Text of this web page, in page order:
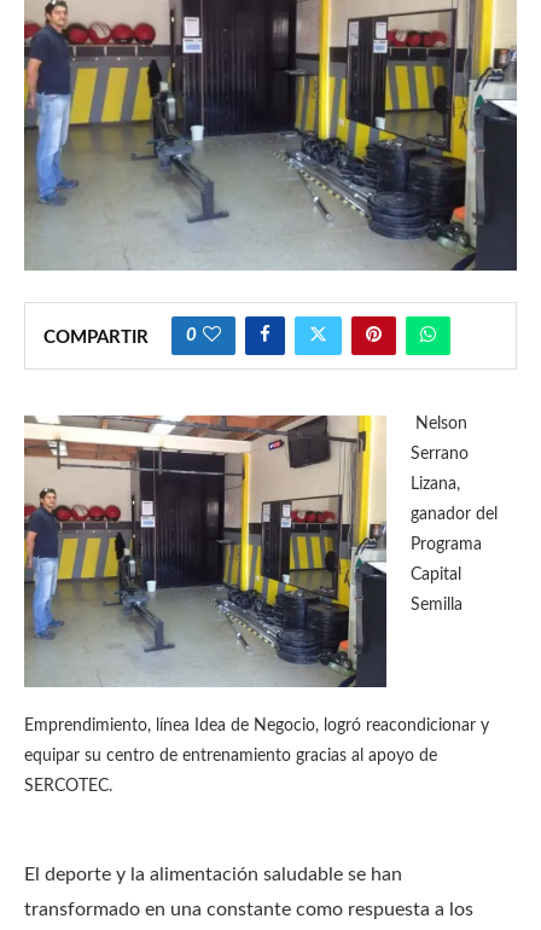
COMPARTIR 0
Nelson
Serrano
Lizana,
ganador del
Programa
Capital
Semilla
Emprendimiento, línea Idea de Negocio, logró reacondicionar y
equipar su centro de entrenamiento gracias al apoyo de
SERCOTEC.
El deporte y la alimentación saludable se han
transformado en una constante como respuesta a los